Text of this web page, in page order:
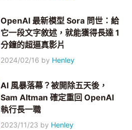
OpenAI 最新模型 Sora 問世：給
它一段文字敘述，就能獲得長達 1
分鐘的超逼真影片
2024/02/16 by Henley
AI 風暴落幕？被開除五天後，
Sam Altman 確定重回 OpenAI
執行長一職
2023/11/23 by Henley